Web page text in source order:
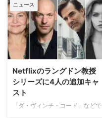
溢れる友人グループを描く話題
作。過酷なハリウッドで成功 …
マ」「非オリジナルドラマ（※放
映権を獲得した他社作品）」とい
う3部門における全米でのストリ
ーミング（配信）ランキングを紹
介しよう。 2026年上半期 配信ラ
ンキング（ニールセン調べ）
年6月28日（日）までの順位は以
下の通り。 総合 『ストレンジャ
ー・シングス 未知の世界』
（Netflix／計42話）…232億
ニュース
Netflixのラングドン教授
シリーズに4人の追加キャ
スト
「ダ・ヴィンチ・コード」などで